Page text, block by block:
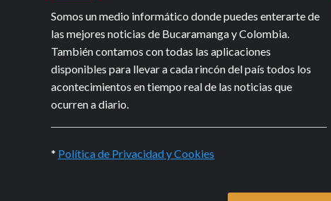
Somos un medio informático donde puedes enterarte de
las mejores noticias de Bucaramanga y Colombia.
También contamos con todas las aplicaciones
disponibles para llevar a cada rincón del país todos los
acontecimientos en tiempo real de las noticias que
ocurren a diario.
* Política de Privacidad y Cookies